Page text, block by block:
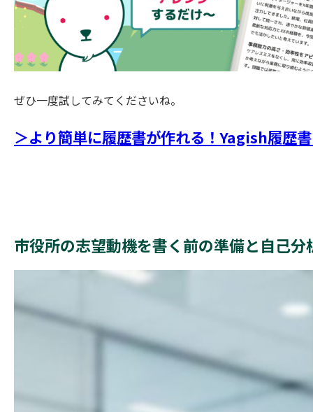
ぜひ一度試してみてくださいね。
＞より簡単に履歴書が作れる！Yagish履歴
市役所の志望動機を書く前の準備と自己分